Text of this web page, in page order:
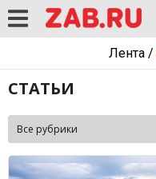
Лента/
СТАТЬИ